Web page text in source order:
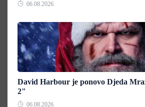
06.08.2026.
David Harbour je ponovo Djeda
2"
06.08.2026.